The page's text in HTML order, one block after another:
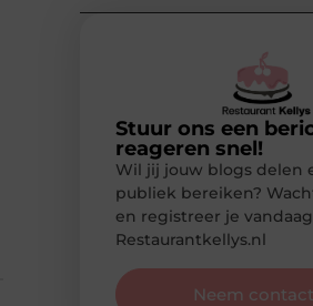
Stuur ons een
reageren snel!
Wil jij jouw blogs delen
publiek bereiken?
en registreer je
Restaurantkellys.nl
Neem